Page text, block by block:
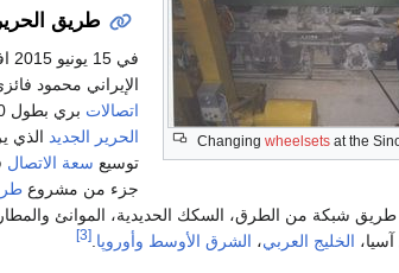
Changing wheelsets at the
طريق
الإيراني محمود
اتصالات بري بطول 600 كم، بين
الحرير الجديد الذي
توسيع سعة الاتصال
جزء من مشروع
طريق شبكة من الطرق، السكك الحديدية، الموانئ
الخليج العربي، الشرق الأوسط وأوروپا [3]